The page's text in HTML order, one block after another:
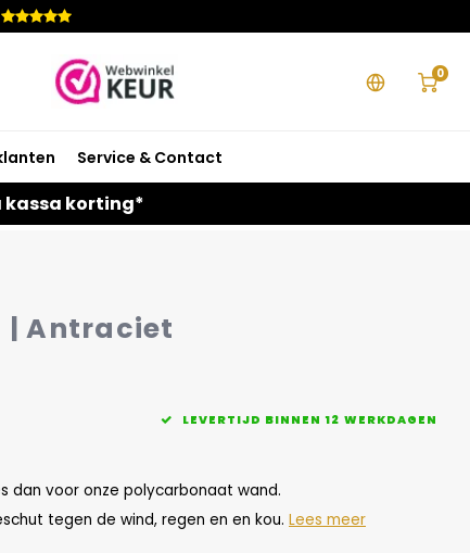
0
Service & Contact
kassa korting*
| Antraciet
LEVERTIJD BINNEN 12 WERKDAGEN
dan voor onze polycarbonaat wand.
tegen de wind, regen en en kou. Lees meer